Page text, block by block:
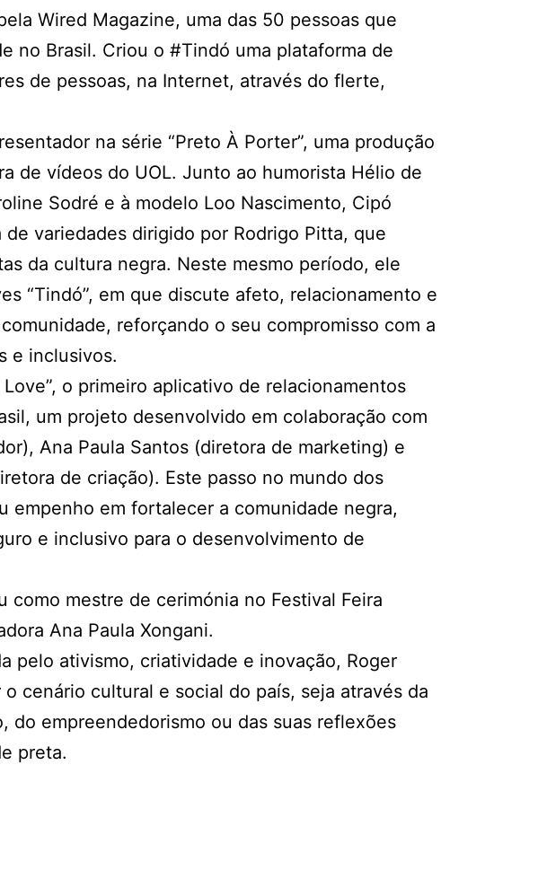
Wired Magazine, uma das 50 pessoas que
no Brasil. Criou o #Tindó uma plataforma de
de pessoas, na Internet, através do flerte,
na série “Preto À Porter”, uma produção
de vídeos do UOL. Junto ao humorista Hélio de
Sodré e à modelo Loo Nascimento, Cipó
variedades dirigido por Rodrigo Pitta, que
da cultura negra. Neste mesmo período, ele
“Tindó”, em que discute afeto, relacionamento e
reforçando o seu compromisso com a
e inclusivos.
o primeiro aplicativo de relacionamentos
um projeto desenvolvido em colaboração com
Ana Paula Santos (diretora de marketing) e
de criação). Este passo no mundo dos
empenho em fortalecer a comunidade negra,
e inclusivo para o desenvolvimento de
como mestre de cerimónia no Festival Feira
Ana Paula Xongani.
pelo ativismo, criatividade e inovação, Roger
cenário cultural e social do país, seja através da
do empreendedorismo ou das suas reflexões
preta.